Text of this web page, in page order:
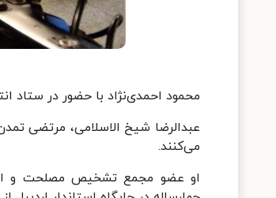
محمود احمدی‌نژاد با حضور در ستاد
عبدالرضا شیخ الاسلامی، مرتضی
می‌کنند.
او عضو مجمع تشخیص مصلحت و